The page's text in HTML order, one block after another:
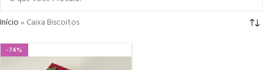
Início» Caixa Biscoitos
-74%